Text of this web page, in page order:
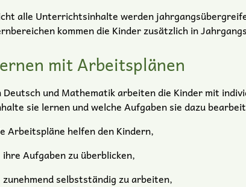
alle Unterrichtsinhalte werden
kommen die Kinder zusätzlich in
mit Arbeitsplänen
und Mathematik arbeiten die Kinder mit
sie lernen und welche Aufgaben sie dazu
Arbeitspläne helfen den Kindern,
ihre Aufgaben zu überblicken,
zunehmend selbstständig zu arbeiten,